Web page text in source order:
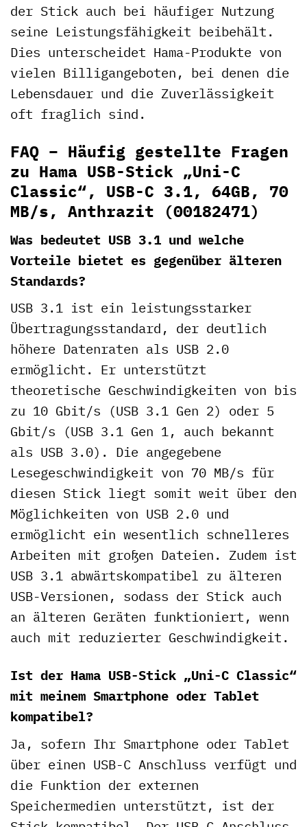
der Stick auch bei häufiger Nutzung
seine Leistungsfähigkeit beibehält.
Dies unterscheidet Hama-Produkte von
vielen Billigangeboten, bei denen die
Lebensdauer und die Zuverlässigkeit
oft fraglich sind.
FAQ – Häufig gestellte Fragen
zu Hama USB-Stick „Uni-C
Classic“, USB-C 3.1, 64GB, 70
MB/s, Anthrazit (00182471)
Was bedeutet USB 3.1 und welche
Vorteile bietet es gegenüber älteren
Standards?
USB 3.1 ist ein leistungsstarker
Übertragungsstandard, der deutlich
höhere Datenraten als USB 2.0
ermöglicht. Er unterstützt
theoretische Geschwindigkeiten von bis
zu 10 Gbit/s (USB 3.1 Gen 2) oder 5
Gbit/s (USB 3.1 Gen 1, auch bekannt
als USB 3.0). Die angegebene
Lesegeschwindigkeit von 70 MB/s für
diesen Stick liegt somit weit über den
Möglichkeiten von USB 2.0 und
ermöglicht ein wesentlich schnelleres
Arbeiten mit großen Dateien. Zudem ist
USB 3.1 abwärtskompatibel zu älteren
USB-Versionen, sodass der Stick auch
an älteren Geräten funktioniert, wenn
auch mit reduzierter Geschwindigkeit.
Ist der Hama USB-Stick „Uni-C Classic“
mit meinem Smartphone oder Tablet
kompatibel?
Ja, sofern Ihr Smartphone oder Tablet
über einen USB-C Anschluss verfügt und
die Funktion der externen
Speichermedien unterstützt, ist der